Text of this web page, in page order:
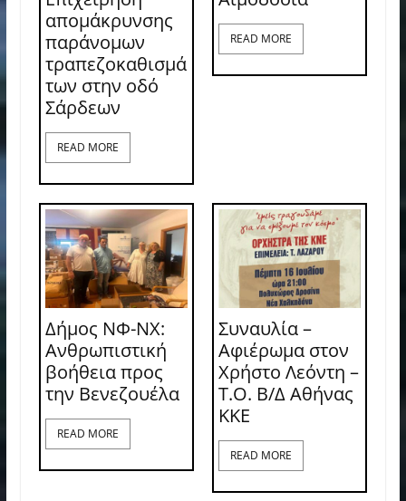
απομάκρυνσης
παράνομων
τραπεζοκαθισμά
των στην οδό
Σάρδεων
READ MORE
READ MORE
Δήμος ΝΦ-ΝΧ:
Ανθρωπιστική
βοήθεια προς
την Βενεζουέλα
READ MORE
Συναυλία –
Αφιέρωμα στον
Χρήστο Λεόντη –
Τ.Ο. Β/Δ Αθήνας
ΚΚΕ
READ MORE